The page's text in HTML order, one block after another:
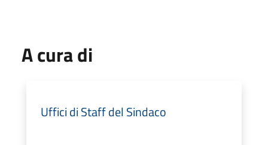
A cura di
Uffici di Staff del Sindaco